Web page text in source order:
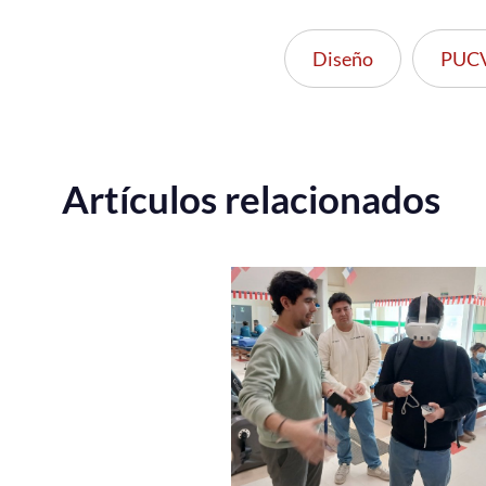
Diseño
Artículos relacionados